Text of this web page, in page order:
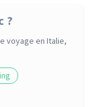
?
voyage en Italie,